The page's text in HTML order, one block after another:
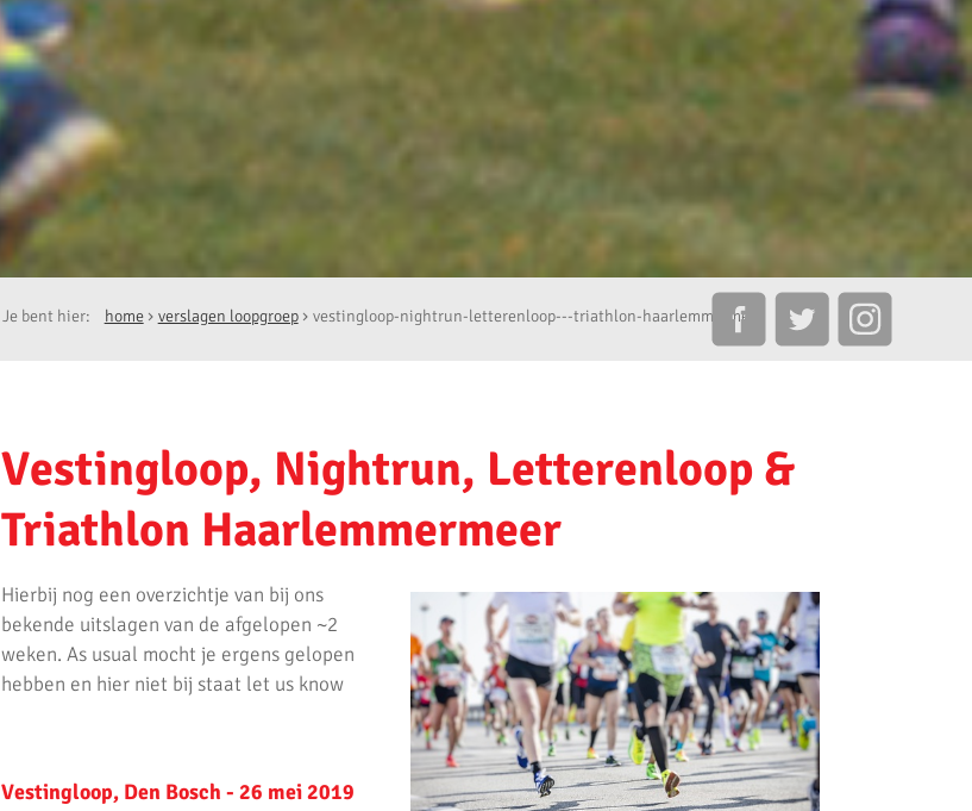
Je bent hier: home verslagen loopgroep vestingloop-nightrun-letterenloop---triathlon-haarlemmermeer
Vestingloop, Nightrun, Letterenloop &
Triathlon Haarlemmermeer
Hierbij nog een overzichtje van bij ons
bekende uitslagen van de afgelopen ~2
weken. As usual mocht je ergens gelopen
hebben en hier niet bij staat let us know
Vestingloop, Den Bosch - 26 mei 2019